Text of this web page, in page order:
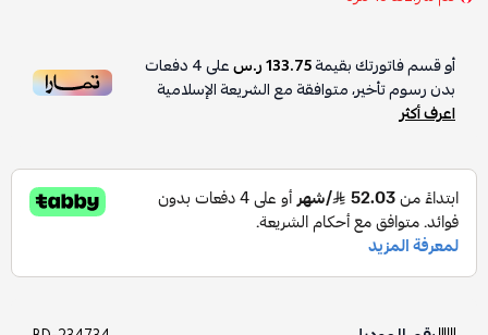
أو قسم فاتورتك بقيمة133.75 ر.س على4دفعات
بدون رسوم تأخير، متوافقة مع الشريعة الإسلامية
اعرف أكثر